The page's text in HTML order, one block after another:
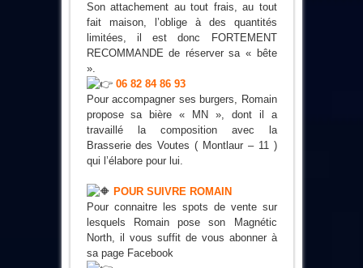
Son attachement au tout frais, au tout
fait maison, l’oblige à des quantités
limitées, il est donc FORTEMENT
RECOMMANDE de réserver sa « bête
».
06 82 84 86 93
Pour accompagner ses burgers, Romain
propose sa bière « MN », dont il a
travaillé la composition avec la
Brasserie des Voutes ( Montlaur – 11 )
qui l’élabore pour lui.
POUR SUIVRE ROMAIN
Pour connaitre les spots de vente sur
lesquels Romain pose son Magnétic
North, il vous suffit de vous abonner à
sa page Facebook